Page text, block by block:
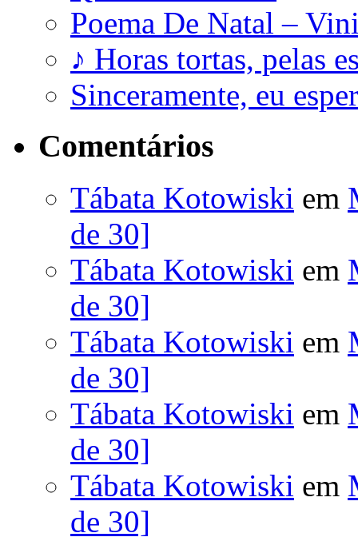
Poema De Natal –
♪ Horas tortas, pelas
Sinceramente, eu
Comentários
Tábata Kotowiski em
de 30]
Tábata Kotowiski em
de 30]
Tábata Kotowiski em
de 30]
Tábata Kotowiski em
de 30]
Tábata Kotowiski em
de 30]